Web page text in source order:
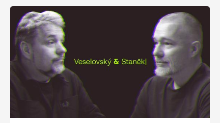
měsíc a půl jsem se koncentroval jenom na pozitivní
věci v tréninku a zapisoval si je. A najednou mozek začal
přitahovat ty dobré situace. Mistrovství jsem
odpracoval nejen v posilovně, ale i hlavou,“ dodává.